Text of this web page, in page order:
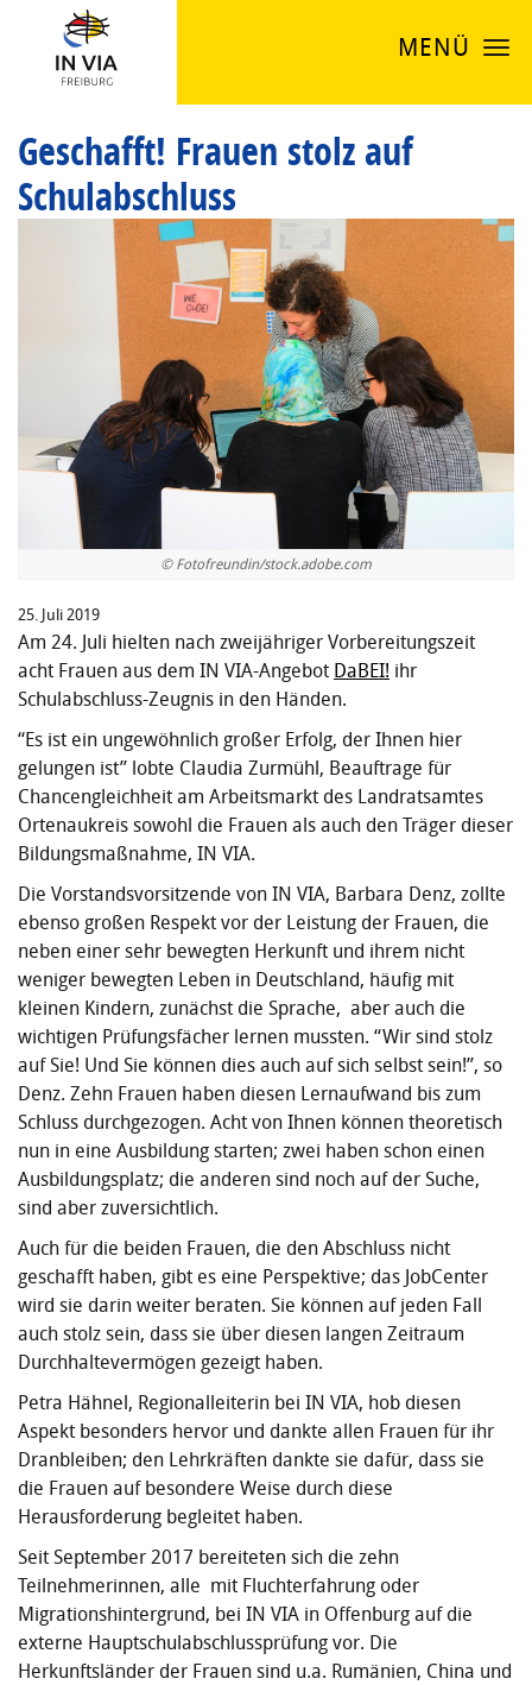
MENÜ
Geschafft! Frauen stolz auf
Schulabschluss
© Fotofreundin/stock.adobe.com
25. Juli 2019
Am 24. Juli hielten nach zweijähriger Vorbereitungszeit
acht Frauen aus dem IN VIA-Angebot DaBEI! ihr
Schulabschluss-Zeugnis in den Händen.
“Es ist ein ungewöhnlich großer Erfolg, der Ihnen hier
gelungen ist” lobte Claudia Zurmühl, Beauftrage für
Chancengleichheit am Arbeitsmarkt des Landratsamtes
Ortenaukreis sowohl die Frauen als auch den Träger dieser
Bildungsmaßnahme, IN VIA.
Die Vorstandsvorsitzende von IN VIA, Barbara Denz, zollte
ebenso großen Respekt vor der Leistung der Frauen, die
neben einer sehr bewegten Herkunft und ihrem nicht
weniger bewegten Leben in Deutschland, häufig mit
kleinen Kindern, zunächst die Sprache, aber auch die
wichtigen Prüfungsfächer lernen mussten. “Wir sind stolz
auf Sie! Und Sie können dies auch auf sich selbst sein!”, so
Denz. Zehn Frauen haben diesen Lernaufwand bis zum
Schluss durchgezogen. Acht von Ihnen können theoretisch
nun in eine Ausbildung starten; zwei haben schon einen
Ausbildungsplatz; die anderen sind noch auf der Suche,
sind aber zuversichtlich.
Auch für die beiden Frauen, die den Abschluss nicht
geschafft haben, gibt es eine Perspektive; das JobCenter
wird sie darin weiter beraten. Sie können auf jeden Fall
auch stolz sein, dass sie über diesen langen Zeitraum
Durchhaltevermögen gezeigt haben.
Petra Hähnel, Regionalleiterin bei IN VIA, hob diesen
Aspekt besonders hervor und dankte allen Frauen für ihr
Dranbleiben; den Lehrkräften dankte sie dafür, dass sie
die Frauen auf besondere Weise durch diese
Herausforderung begleitet haben.
Seit September 2017 bereiteten sich die zehn
Teilnehmerinnen, alle mit Fluchterfahrung oder
Migrationshintergrund, bei IN VIA in Offenburg auf die
externe Hauptschulabschlussprüfung vor. Die
Herkunftsländer der Frauen sind u.a. Rumänien, China und